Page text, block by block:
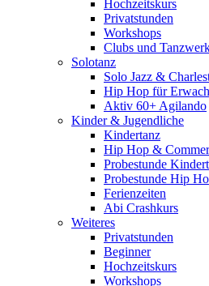
Hochzeitskurs
Privatstunden
Workshops
Clubs und
Solotanz
Solo Jazz &
Hip Hop für
Aktiv 60+ Agilando
Kinder & Jugendliche
Kindertanz
Hip Hop &
Probestunde
Probestunde Hip
Ferienzeiten
Abi Crashkurs
Weiteres
Privatstunden
Beginner
Hochzeitskurs
Workshops